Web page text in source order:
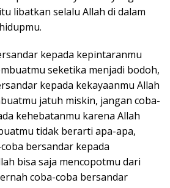
libatkan selalu Allah di dalam
kepada kepintaranmu
seketika menjadi bodoh,
kepada kekayaanmu Allah
jatuh miskin, jangan coba-
kehebatanmu karena Allah
tidak berarti apa-apa,
bersandar kepada
bisa saja mencopotmu dari
coba-coba bersandar